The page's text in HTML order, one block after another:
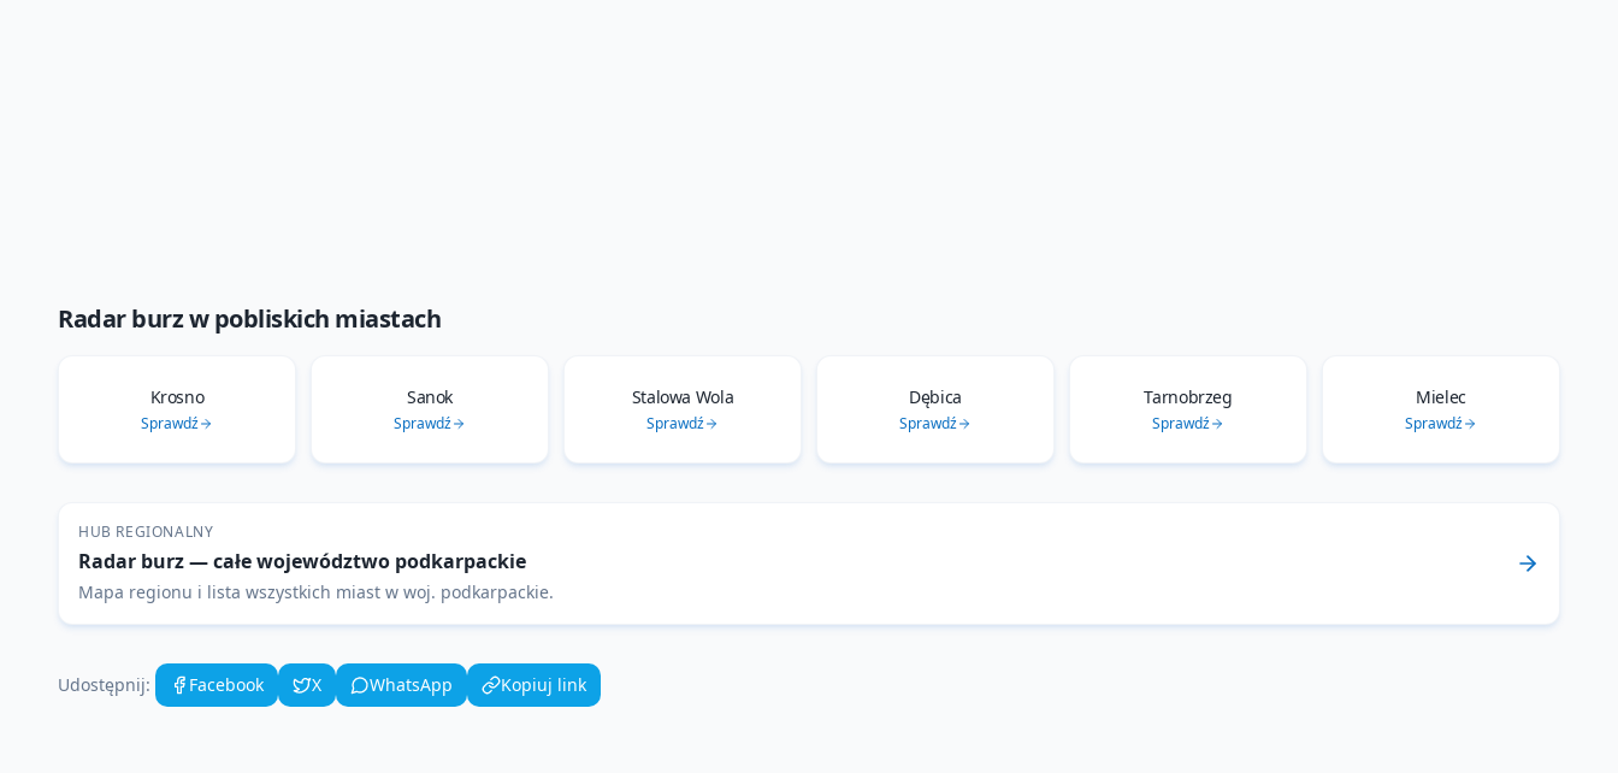
Radar burzw pobliskich miastach
Krosno
Sprawdź
Sanok
Sprawdź
Stalowa Wola
Sprawdź
Dębica
Sprawdź
Tarnobrzeg
Sprawdź
Mielec
Sprawdź
HUB REGIONALNY
Radar burz— całe województwo podkarpackie
Mapa regionu i lista wszystkich miast w woj. podkarpackie.
Udostępnij: Facebook X WhatsApp Kopiuj link